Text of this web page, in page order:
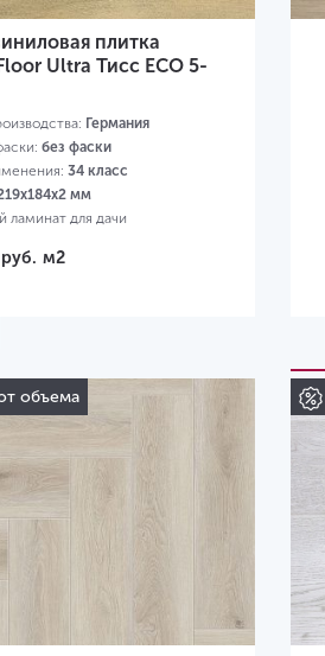
плитка
Ultra Тисс ЕСО 5-
Германия
без фаски
34 класс
мм
ламинат для дачи
руб. м2
объема